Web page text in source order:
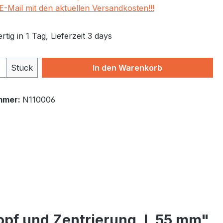
Mail mit den aktuellen Versandkosten!!!
in 1 Tag, Lieferzeit 3 days
Anzahl: Gib den gewünschten Wert
Stück In den Warenkorb
N110006